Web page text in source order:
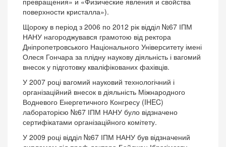
поверхности кристалла»).
Щороку в період з 2006 по 2012 рік відділ №67 ІПМ
НАНУ нагороджувався грамотою від ректора
Дніпропетровського Національного Університету імені
Олеся Гончара за плідну наукову діяльність і вагомий
внесок у підготовку кваліфікованих фахівців.
У 2007 році вагомий науковий технологічний і
організаційний внесок в діяльність Міжнародного
Водневого Енергетичного Конгресу (IHEC)
лабораторією №67 ІПМ НАНУ було відзначено
сертифікатами організаційного комітету.
У 2009 році відділ №67 ІПМ НАНУ був відзначений